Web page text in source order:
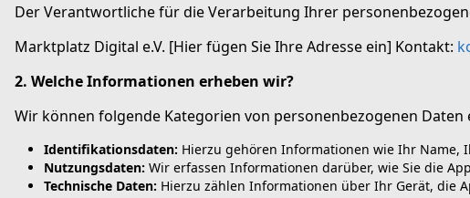
Der Verantwortliche für die Verarbeitung Ihrer
Marktplatz Digital e.V. [Hier fügen Sie Ihre Adresse ein] Kontakt:
2. Welche Informationen erheben wir?
Wir können folgende Kategorien von personenbezogenen Daten
Identifikationsdaten: Hierzu gehören Informationen wie Ihr Name,
Nutzungsdaten: Wir erfassen Informationen darüber, wie Sie die
Technische Daten: Hierzu zählen Informationen über Ihr Gerät, die